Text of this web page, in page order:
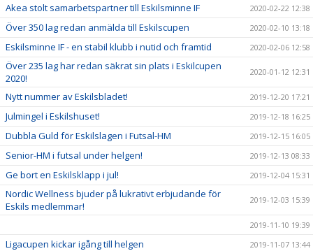
Akea stolt samarbetspartner till Eskilsminne IF 2020-02-22 12:38
Över 350 lag redan anmälda till Eskilscupen 2020-02-10 13:18
Eskilsminne IF - en stabil klubb i nutid och framtid 2020-02-06 12:58
Över 235 lag har redan säkrat sin plats i Eskilcupen
2020!
2020-01-12 12:31
Nytt nummer av Eskilsbladet! 2019-12-20 17:21
Julmingel i Eskilshuset! 2019-12-18 16:25
Dubbla Guld för Eskilslagen i Futsal-HM 2019-12-15 16:05
Senior-HM i futsal under helgen! 2019-12-13 08:33
Ge bort en Eskilsklapp i jul! 2019-12-04 15:31
Nordic Wellness bjuder på lukrativt erbjudande för
Eskils medlemmar!
2019-12-03 15:39
2019-11-10 19:39
Ligacupen kickar igång till helgen 2019-11-07 13:44